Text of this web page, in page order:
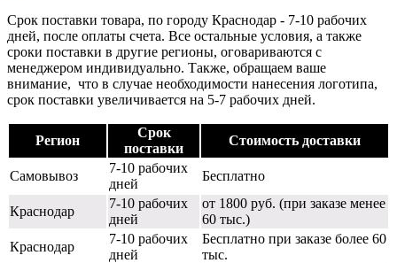
Срок поставки товара, по городу Краснодар - 7-10 рабочих
дней, после оплаты счета. Все остальные условия, а также
сроки поставки в другие регионы, оговариваются с
менеджером индивидуально. Также, обращаем ваше
внимание, что в случае необходимости нанесения логотипа,
срок поставки увеличивается на 5-7 рабочих дней.
Регион
Срок
поставки
Стоимость доставки
Самовывоз
7-10 рабочих
дней
Бесплатно
Краснодар
7-10 рабочих
дней
от 1800 руб. (при заказе менее
60 тыс.)
Краснодар
7-10 рабочих
дней
Бесплатно при заказе более 60
тыс.